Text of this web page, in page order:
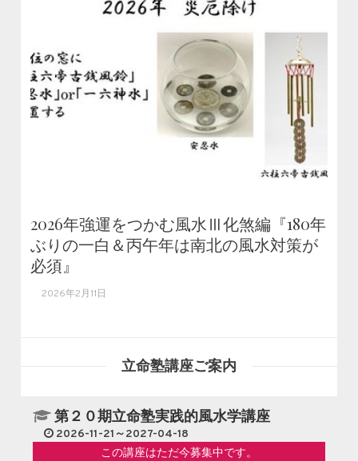
2026年強運をつかむ風水Ⅲ化煞編『180年
ぶりの一白＆丙午年は南北の風水対策が
必須』
2026年2月11日
立命塾講座ご案内
第２０期立命塾実践的風水学講座
2026-11-21～2027-04-18
この講座はただ今募集中です。